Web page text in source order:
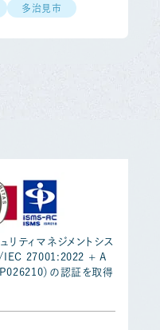
多治見市
リティマネジメントシス
IEC 27001:2022 + A
）の認証を取得